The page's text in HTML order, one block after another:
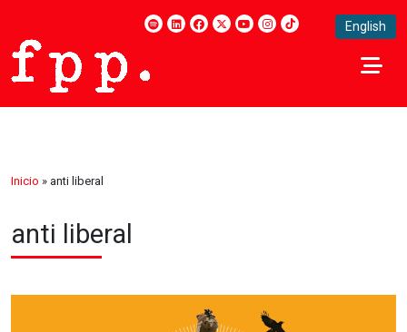
English
Inicio » anti liberal
anti liberal